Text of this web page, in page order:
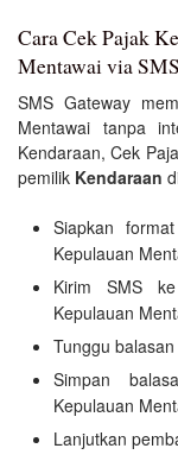
Cara Cek Pajak
Mentawai via
SMS Gateway
Mentawai tanpa
Kendaraan, Cek
pemilik Kendaraan
Siapkan
Kepulauan
Kirim SMS
Kepulauan
Tunggu
Simpan
Kepulauan
Lanjutkan